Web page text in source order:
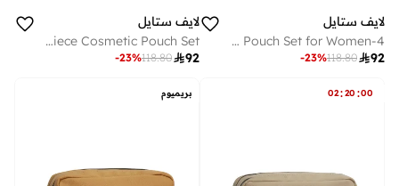
لايف ستايل
4-Piece Floral Cosmetic Pouch Set for Women
92
118.80
-23%
لايف ستايل
Assorted 4-Piece Cosmetic Pouch Set
92
118.80
-23%
02:20 :00 بريميوم